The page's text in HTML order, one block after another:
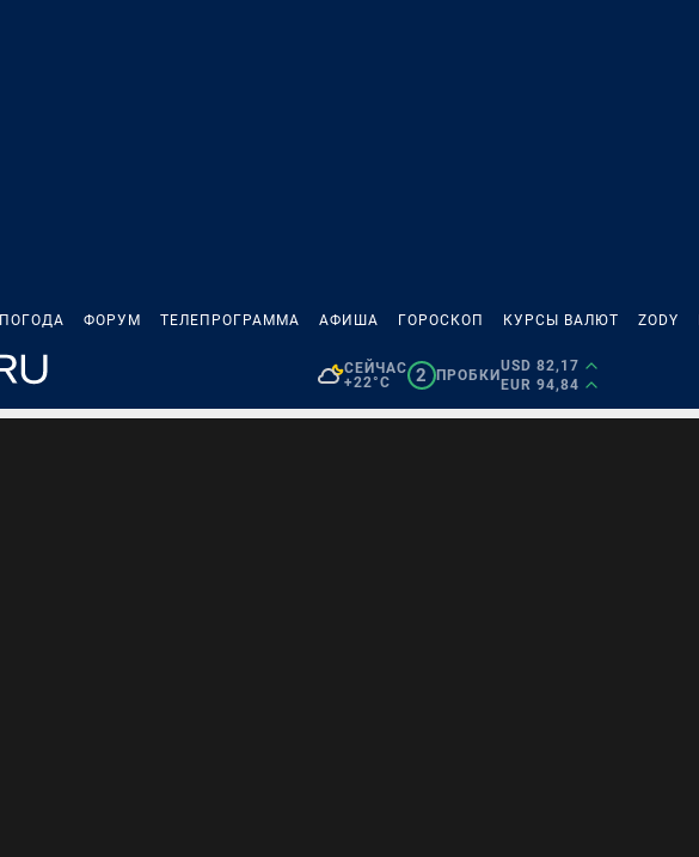
ПОГОДА ФОРУМ ТЕЛЕПРОГРАММА АФИША ГОРОСКОП КУРСЫ ВАЛЮТ ZODY
СЕЙЧАС
+22°C
2 ПРОБКИ
USD 82,17
EUR 94,84